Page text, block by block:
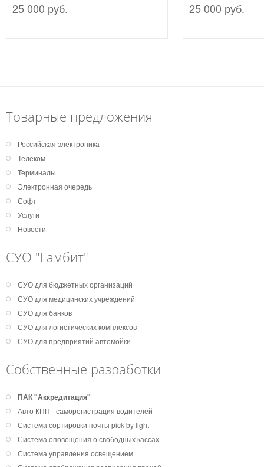
25 000 руб. 25 000 руб.
Товарные предложения
Российская электроника
Телеком
Терминалы
Электронная очередь
Софт
Услуги
Новости
СУО "Гамбит"
СУО для бюджетных организаций
СУО для медицинских учреждений
СУО для банков
СУО для логистических комплексов
СУО для предприятий автомойки
Собственные разработки
ПАК "Аккредитация"
Авто КПП - саморегистрация водителей
Система сортировки почты pick by light
Система оповещения о свободных кассах
Система управления освещением